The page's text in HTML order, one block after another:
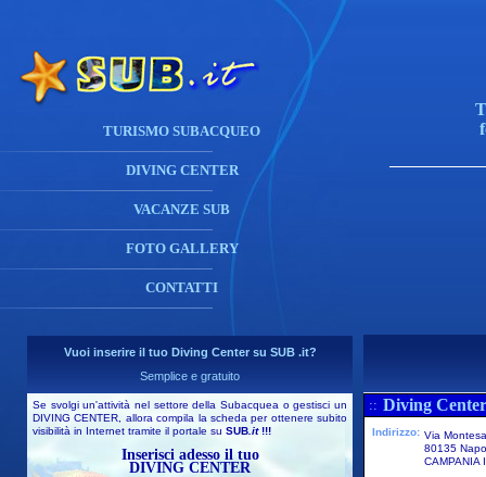
TURISMO SUBACQUEO
DIVING CENTER
VACANZE SUB
FOTO GALLERY
CONTATTI
Vuoi inserire il tuo Diving Center su SUB .it?
Semplice e gratuito
Se svolgi un'attività nel settore della Subacquea o gestisci un
DIVING CENTER, allora compila la scheda per ottenere subito
visibilità in Internet tramite il portale su SUB .it!!!
Inserisci adesso il tuo
DIVING CENTER
:: Diving
Indirizzo: Via
80135
CAMPANIA